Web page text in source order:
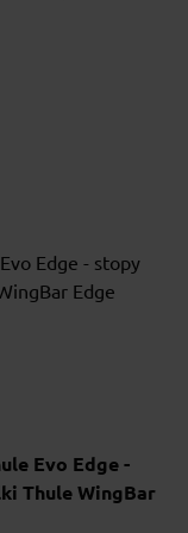
Evo Edge -
Thule WingBar